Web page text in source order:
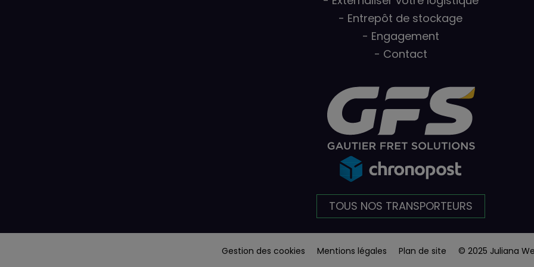
- Entrepôt de stockage
- Engagement
- Contact
TOUS NOS TRANSPORTEURS
Gestion des cookies Mentions légales Plan de site © 2025 Juliana